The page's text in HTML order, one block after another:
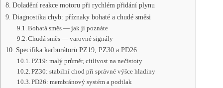
Doladění reakce motoru při rychlém přidání plynu
Diagnostika chyb: příznaky bohaté a chudé směsi
Bohatá směs — jak ji poznáte
Chudá směs — varovné signály
Specifika karburátorů PZ19, PZ30 a PD26
PZ19: malý průměr, citlivost na nečistoty
PZ30: stabilní chod při správné výšce hladiny
PD26: membránový systém a podtlak